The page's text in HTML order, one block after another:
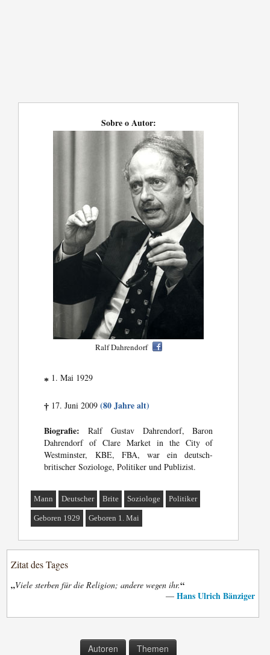
Sobre o Autor:
Ralf Dahrendorf
* 1. Mai 1929
† 17. Juni 2009(80 Jahre alt)
Biografie: Ralf Gustav Dahrendorf, Baron
Dahrendorf of Clare Market in the City of
Westminster, KBE, FBA, war ein deutsch-
britischer Soziologe, Politiker und Publizist.
Mann Deutscher Brite Soziologe Politiker
Geboren 1929 Geboren 1. Mai
Zitat des Tages
„Viele sterben für die Religion; andere wegen ihr.“
— Hans Ulrich Bänziger
Autoren Themen